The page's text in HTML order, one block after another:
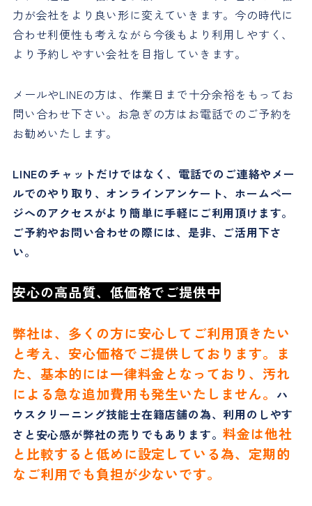
力が会社をより良い形に変えていきます。今の時代に
合わせ利便性も考えながら今後もより利用しやすく、
より予約しやすい会社を目指していきます。
メールやLINEの方は、作業日まで十分余裕をもってお
問い合わせ下さい。お急ぎの方はお電話でのご予約を
お勧めいたします。
LINEのチャットだけではなく、電話でのご連絡やメー
ルでのやり取り、オンラインアンケート、ホームペー
ジへのアクセスがより簡単に手軽にご利用頂けます。
ご予約やお問い合わせの際には、是非、ご活用下さ
い。
安心の高品質、低価格でご提供中
弊社は、多くの方に安心してご利用頂きたい
と考え、安心価格でご提供しております。ま
た、基本的には一律料金となっており、汚れ
による急な追加費用も発生いたしません。 ハ
ウスクリーニング技能士在籍店舗の為、利用のしやす
さと安心感が弊社の売りでもあります。料金は他社
と比較すると低めに設定している為、定期的
なご利用でも負担が少ないです。